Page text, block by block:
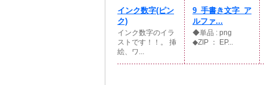
インク数字(ピン
ク)
インク数字のイラ
ストです！！。 挿
絵、ワ...
9_手書き文字_ア
ルファ...
◆単品 : png
◆ZIP ： EP...